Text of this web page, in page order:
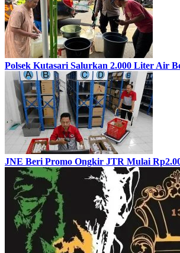
Polsek Kutasari Salurkan 2.000 Liter Air
JNE Beri Promo Ongkir JTR Mulai